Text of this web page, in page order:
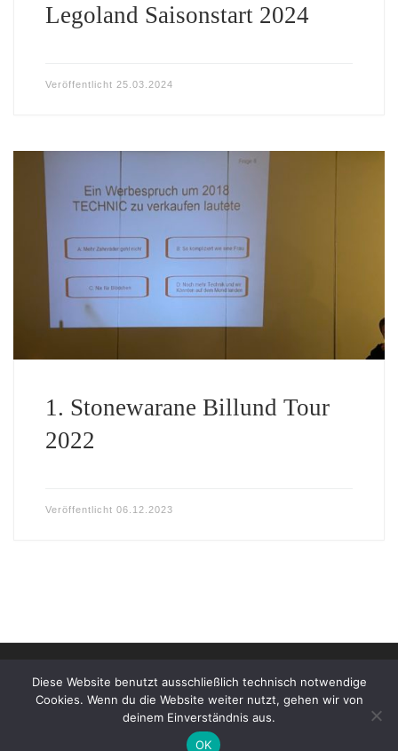
Legoland Saisonstart 2024
Veröffentlicht 25.03.2024
1. Stonewarane Billund Tour
2022
Veröffentlicht 06.12.2023
vorbehalten
Diese Website benutzt ausschließlich technisch notwendige
Cookies. Wenn du die Website weiter nutzt, gehen wir von
deinem Einverständnis aus.
OK